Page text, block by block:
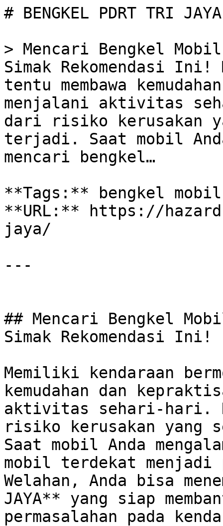
# BENGKEL PDRT TRI JAYA
> Mencari Bengkel
Simak Rekomendasi
tentu membawa
menjalani aktivitas
dari risiko kerusakan
terjadi. Saat mobil
mencari bengkel…
**Tags:** bengkel
**URL:** https://
jaya/
---
## Mencari Bengkel
Simak Rekomendasi Ini!
Memiliki kendaraan
kemudahan dan
aktivitas sehari-hari.
risiko kerusakan yang
Saat mobil Anda
mobil terdekat
Welahan, Anda bisa
JAYA** yang siap
permasalahan pada